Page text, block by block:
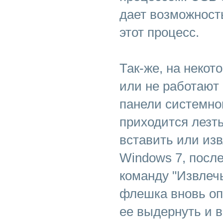
дает
этот процесс.
Так-же, на
или не
панели
приходится
вставить или
Windows 7,
команду
флешка вновь
ее выдернуть и